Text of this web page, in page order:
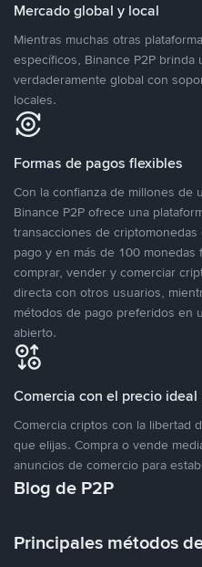
Mercado global y local
Mientras muchas otras
específicos, Binance P2P brinda
verdaderamente global con
locales.
Formas de pagos flexibles
Con la confianza de millones de
Binance P2P ofrece una
transacciones de
pago y en más de 100 monedas
comprar, vender y comerciar
directa con otros usuarios,
métodos de pago preferidos en
abierto.
Comercia con el precio ideal
Comercia criptos con la libertad
que elijas. Compra o vende
anuncios de comercio para
Blog de P2P
Principales métodos